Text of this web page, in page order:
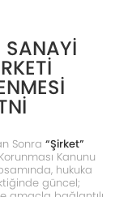
SANAYİ
Sonra “Şirket”
Kanunu
hukuka
güncel;